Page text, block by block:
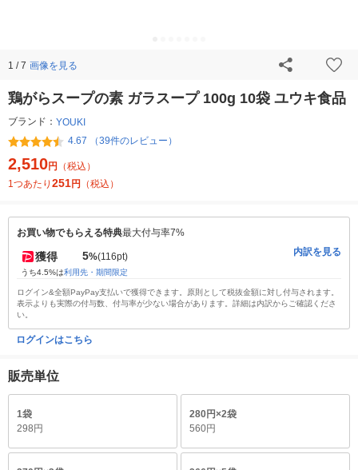
1 / 7 画像を見る
鶏がらスープの素 ガラスープ 100g 10袋 ユウキ食品
ブランド： YOUKI
4.67 （39件のレビュー）
2,510円
（税込）
1つあたり 251円 （税込）
お買い物でもらえる特典最大付与率7%
獲得 5%(116pt)
うち4.5%は利用先・期間限定
内訳を見る
ログイン&全額PayPay支払いで獲得できます。原則として税抜金額に対し付与されます。
表示よりも実際の付与数、付与率が少ない場合があります。詳細は内訳からご確認くださ
い。
ログインはこちら
販売単位
1袋
298円
280円×2袋
560円